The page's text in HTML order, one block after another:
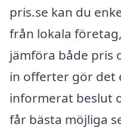
pris.se kan du
från lokala
jämföra både pris
in offerter gör det
informerat beslut
får bästa möjliga